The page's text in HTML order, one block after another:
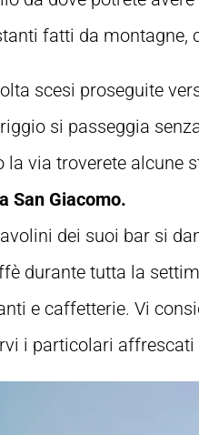
fatti da montagne,
scesi proseguite
si passeggia
la via troverete alcune
San Giacomo.
dei suoi bar si
durante tutta la
e caffetterie. Vi
i particolari